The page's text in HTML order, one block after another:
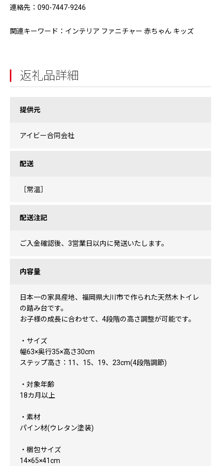
連絡先：090-7447-9246
関連キーワード：インテリア ファニチャー 赤ちゃん キッズ
返礼品詳細
提供元
アイビー合同会社
配送
［常温］
配送注記
ご入金確認後、3営業日以内に発送いたします。
内容量
日本一の家具産地、福岡県大川市で作られた天然木トイレ
の踏み台です。
お子様の成長に合わせて、4段階の高さ調整が可能です。
・サイズ
幅63×奥行35×高さ30cm
ステップ高さ：11、15、19、23cm(4段階調節)
・対象年齢
18カ月以上
・素材
パイン材(ウレタン塗装)
・梱包サイズ
14×65×41cm